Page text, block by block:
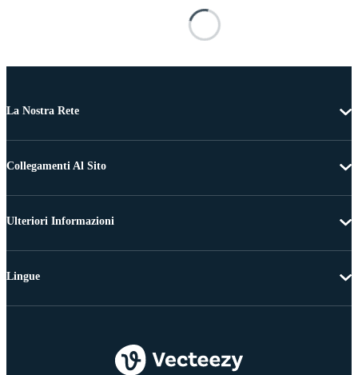
La Nostra Rete
Collegamenti Al Sito
Ulteriori Informazioni
Lingue